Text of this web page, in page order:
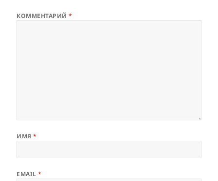
КОММЕНТАРИЙ*
ИМЯ*
EMAIL*